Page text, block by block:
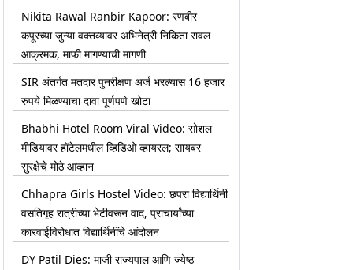
Nikita Rawal Ranbir Kapoor: रणबीर
कपूरच्या जुन्या वक्तव्यावर अभिनेत्री निकिता रावल
आक्रमक, माफी मागण्याची मागणी
SIR अंतर्गत मतदार पुनरीक्षण अर्ज भरल्यास 16 हजार
रुपये मिळण्याचा दावा पूर्णपणे खोटा
Bhabhi Hotel Room Viral Video: सोशल
मीडियावर हॉटेलमधील व्हिडिओ व्हायरल; सायबर
सुरक्षेचे मोठे आव्हान
Chhapra Girls Hostel Video: छपरा विद्यार्थिनी
वसतिगृह रात्रीच्या भेटीवरून वाद, प्राचार्यांच्या
कारवाईविरोधात विद्यार्थिनींचे आंदोलन
DY Patil Dies: माजी राज्यपाल आणि ज्येष्ठ